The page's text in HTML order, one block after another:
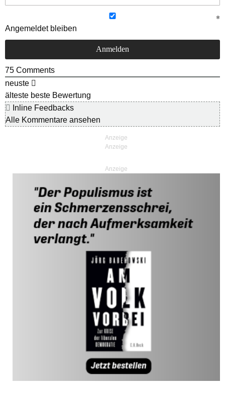
Angemeldet bleiben
75 Comments
neuste
älteste beste Bewertung
Inline Feedbacks
Alle Kommentare ansehen
Anzeige